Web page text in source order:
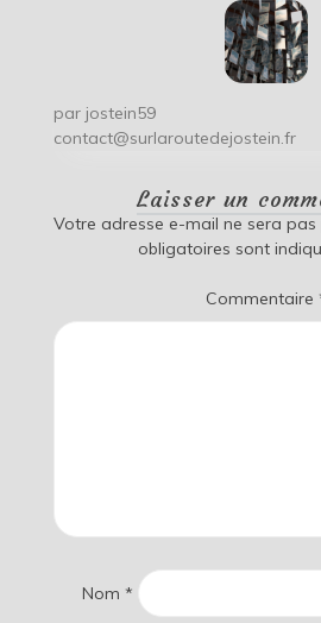
par jostein59
contact@surlaroutedejostein.fr
Laisser un
Votre adresse e-mail ne sera pas
obligatoires sont
Commentaire
Nom *